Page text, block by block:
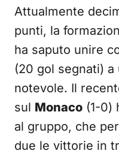
Attualmente
punti, la
ha saputo unire
(20 gol segnati)
notevole. Il
sul Monaco (1-0)
al gruppo, che
due le vittorie in